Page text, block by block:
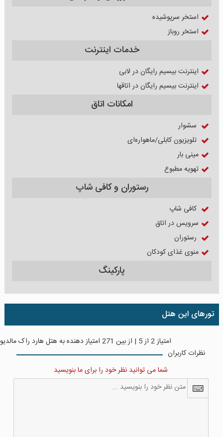
استخر سرپوشیده
استخر روباز
خدمات اینترنت
اینترنت بیسیم رایگان در لابی
اینترنت بیسیم رایگان در اتاقها
امکانات اتاق
سشوار
تلویزیون کابلی/ماهواره‌ای
مینی بار
تهویه مطبوع
رستوران و کافی شاپ
کافی شاپ
سرویس در اتاق
رستوران
منوی غذای کودکان
پارکینگ
تورهای این هتل
امتیاز2 از5 | از بین 271 امتیاز دهنده بههتل هارد راک مالدیو
نظرات کاربران
شما می توانید نظر خود را برای ما بنویسید